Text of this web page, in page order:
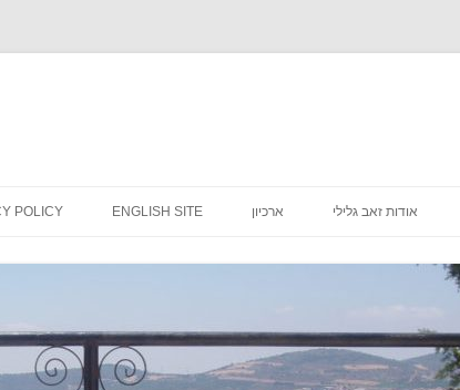
אודות זאב גלילי ארכיון ENGLISH SITE
POLICY